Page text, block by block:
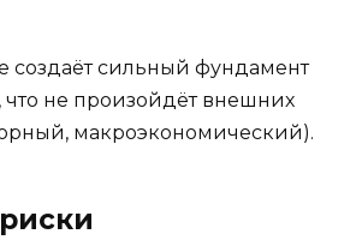
создаёт сильный фундамент
не произойдёт внешних
макроэкономический).